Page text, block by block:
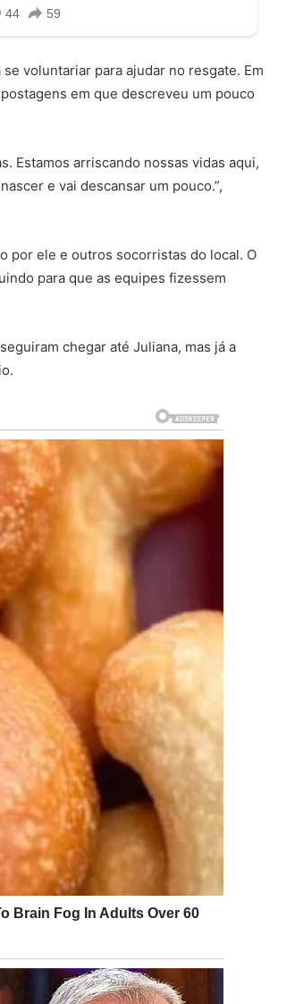
voluntariar para ajudar no resgate. Em
em que descreveu um pouco
Estamos arriscando nossas vidas aqui,
e vai descansar um pouco.”,
por ele e outros socorristas do local. O
para que as equipes fizessem
chegar até Juliana, mas já a